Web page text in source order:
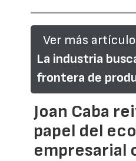
Ver más
La industria
frontera de
Joan Caba
papel del
empresarial